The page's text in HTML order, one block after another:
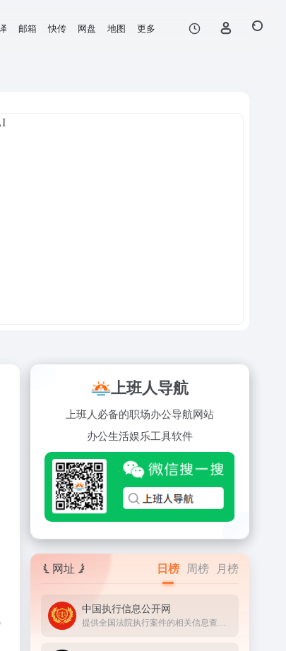
邮箱 快传 网盘 地图 更多
上班人导航
上班人必备的职场办公导航网站
办公生活娱乐工具软件
网址 日榜 周榜 月榜
中国执行信息公开网
提供全国法院执行案件的相关信息查询服务